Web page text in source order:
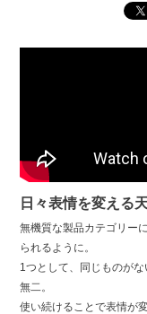
日々表情を変える
無機質な製品カテゴリー
られるように。
1つとして、同じものが
無二。
使い続けることで表情が